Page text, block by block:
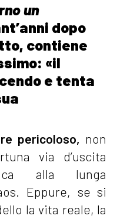
un
dopo
contiene
«il
e tenta
pericoloso, non
via d’uscita
alla lunga
Eppure, se si
la vita reale, la